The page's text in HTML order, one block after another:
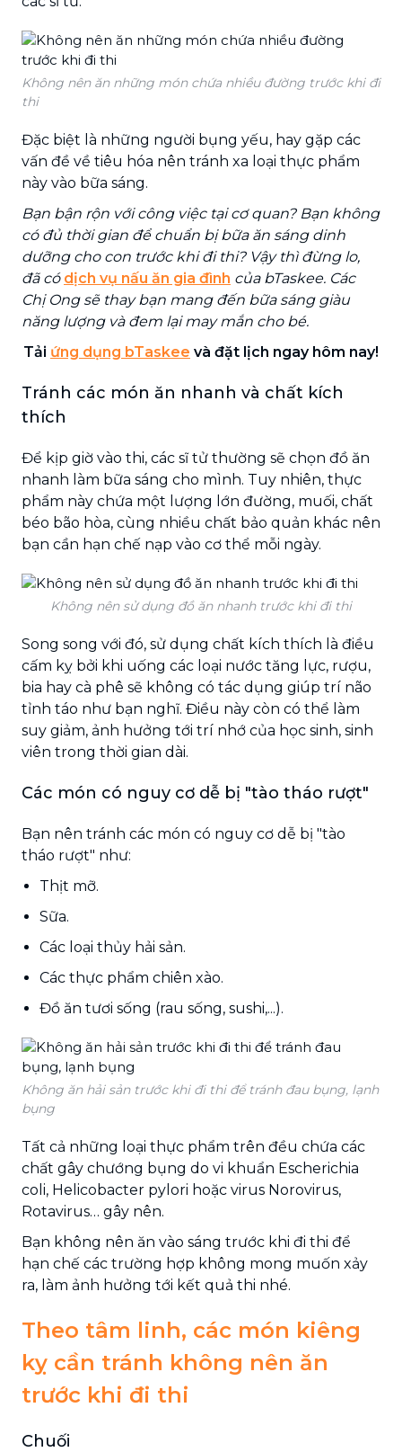
Không nên ăn những món chứa nhiều đường trước khi đi
thi
Đặc biệt là những người bụng yếu, hay gặp các
vấn đề về tiêu hóa nên tránh xa loại thực phẩm
này vào bữa sáng.
Bạn bận rộn với công việc tại cơ quan? Bạn không
có đủ thời gian để chuẩn bị bữa ăn sáng dinh
dưỡng cho con trước khi đi thi? Vậy thì đừng lo,
đã có dịch vụ nấu ăn gia đình của bTaskee. Các
Chị Ong sẽ thay bạn mang đến bữa sáng giàu
năng lượng và đem lại may mắn cho bé.
Tải ứng dụng bTaskee và đặt lịch ngay hôm nay!
Tránh các món ăn nhanh và chất kích
thích
Để kịp giờ vào thi, các sĩ tử thường sẽ chọn đồ ăn
nhanh làm bữa sáng cho mình. Tuy nhiên, thực
phẩm này chứa một lượng lớn đường, muối, chất
béo bão hòa, cùng nhiều chất bảo quản khác nên
bạn cần hạn chế nạp vào cơ thể mỗi ngày.
Không nên sử dụng đồ ăn nhanh trước khi đi thi
Song song với đó, sử dụng chất kích thích là điều
cấm kỵ bởi khi uống các loại nước tăng lực, rượu,
bia hay cà phê sẽ không có tác dụng giúp trí não
tỉnh táo như bạn nghĩ. Điều này còn có thể làm
suy giảm, ảnh hưởng tới trí nhớ của học sinh, sinh
viên trong thời gian dài.
Các món có nguy cơ dễ bị "tào tháo rượt"
Bạn nên tránh các món có nguy cơ dễ bị "tào
tháo rượt" như:
Thịt mỡ.
Sữa.
Các loại thủy hải sản.
Các thực phẩm chiên xào.
Đồ ăn tươi sống (rau sống, sushi,...).
Không ăn hải sản trước khi đi thi để tránh đau bụng, lạnh
bụng
Tất cả những loại thực phẩm trên đều chứa các
chất gây chướng bụng do vi khuẩn Escherichia
coli, Helicobacter pylori hoặc virus Norovirus,
Rotavirus… gây nên.
Bạn không nên ăn vào sáng trước khi đi thi để
hạn chế các trường hợp không mong muốn xảy
ra, làm ảnh hưởng tới kết quả thi nhé.
Theo tâm linh, các món kiêng
kỵ cần tránh không nên ăn
trước khi đi thi
Chuối